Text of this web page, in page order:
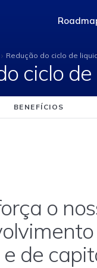
Redução do ciclo de
ciclo
BENEFÍCIOS
o
de